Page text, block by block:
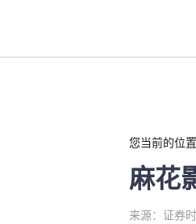
您当前的位
麻花
来源：证券